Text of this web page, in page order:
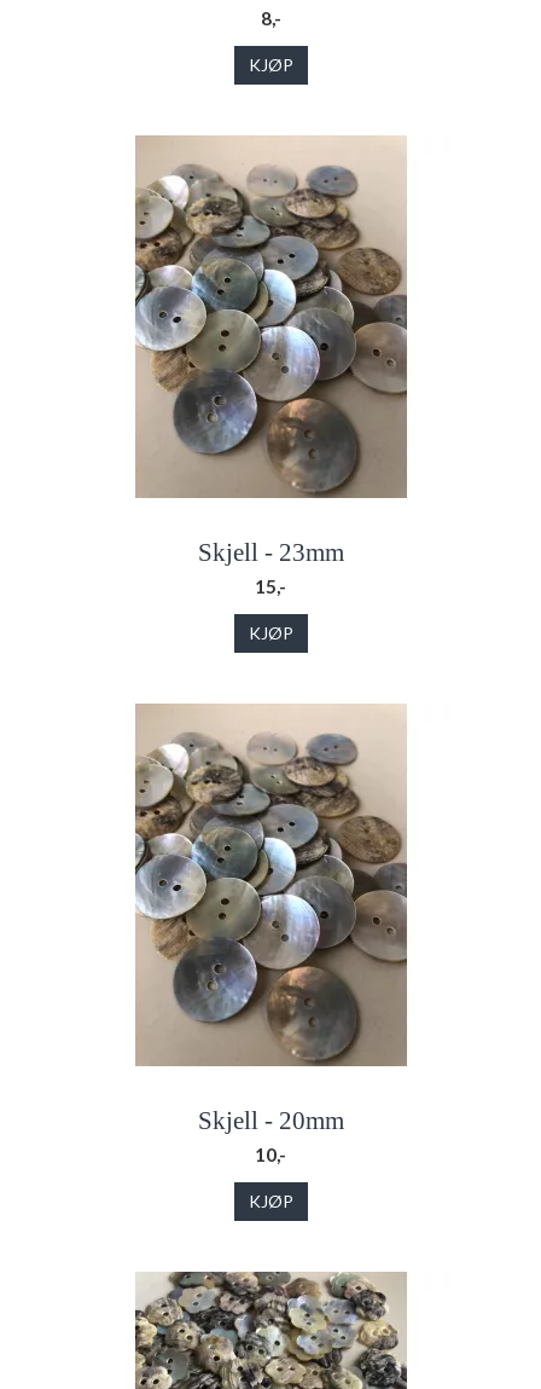
8,-
KJØP
Skjell - 23mm
15,-
KJØP
Skjell - 20mm
10,-
KJØP